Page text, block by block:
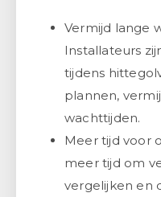
Vermijd lange
Installateurs
tijdens
plannen,
wachttijden.
Meer tijd voor
meer tijd om
vergelijken en